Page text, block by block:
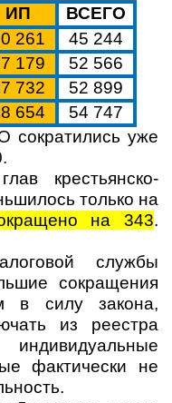
ИП ВСЕГО
261 45 244
179 52 566
732 52 899
654
54 747
сократились уже
крестьянско-
только на
на 343.
службы
сокращения
в силу закона,
из реестра
фактически не